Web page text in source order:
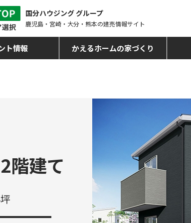
国分ハウジング グループ
鹿児島・宮崎・大分・熊本の建売情報サイト
ト情報 かえるホームの家づくり
階建て